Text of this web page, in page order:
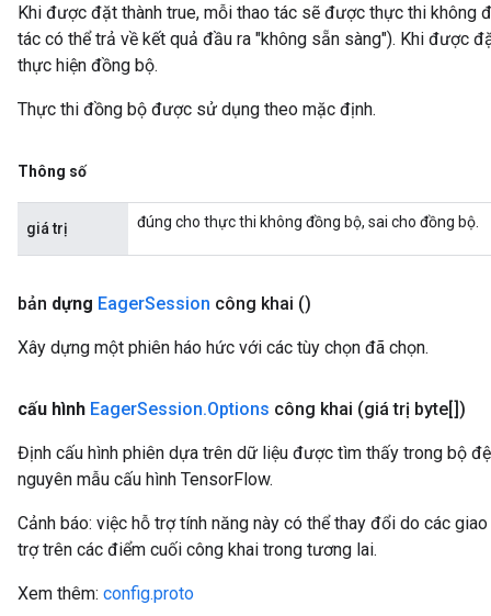
Khi được đặt thành true, mỗi thao tác sẽ được thực thi không
tác có thể trả về kết quả đầu ra "không sẵn sàng"). Khi được
thực hiện đồng bộ.
Thực thi đồng bộ được sử dụng theo mặc định.
Thông số
giá trị đúng cho thực thi không đồng bộ, sai cho đồng bộ.
bản dựng EagerSession công khai ()
Xây dựng một phiên háo hức với các tùy chọn đã chọn.
cấu hình EagerSession.Options công khai (giá trị byte[])
Định cấu hình phiên dựa trên dữ liệu được tìm thấy trong bộ
nguyên mẫu cấu hình TensorFlow.
Cảnh báo: việc hỗ trợ tính năng này có thể thay đổi do các
trợ trên các điểm cuối công khai trong tương lai.
Xem thêm: config.proto